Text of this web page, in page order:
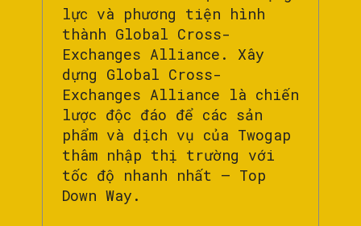
lực và phương tiện hình
thành Global Cross-
Exchanges Alliance. Xây
dựng Global Cross-
Exchanges Alliance là chiến
lược độc đáo để các sản
phẩm và dịch vụ của Twogap
thâm nhập thị trường với
tốc độ nhanh nhất – Top
Down Way.